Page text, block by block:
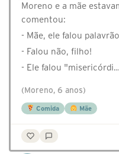
Moreno e a mãe
comentou:
- Mãe, ele falou
- Falou não, filho!
- Ele falou "misericórdi…
(Moreno, 6 anos)
Comida Mãe